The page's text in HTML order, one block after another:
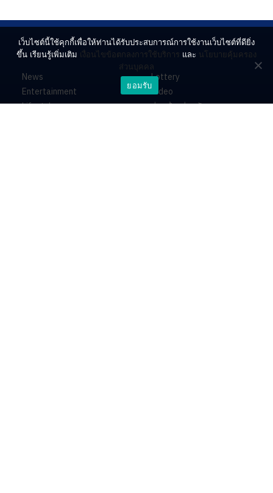
News
Entertainment
Lifestyle
Lottery
Video
ร่วมด้วยช่วยกัน
เว็บไซต์นี้ใช้คุกกี้เพื่อให้ท่านได้รับประสบการณ์การใช้งานเว็บไซต์ที่ดียิ่ง
ขึ้น เรียนรู้เพิ่มเติม เงื่อนไขข้อตกลงการใช้บริการ และ นโยบายคุ้มครอง
ส่วนบุคคล
ยอมรับ